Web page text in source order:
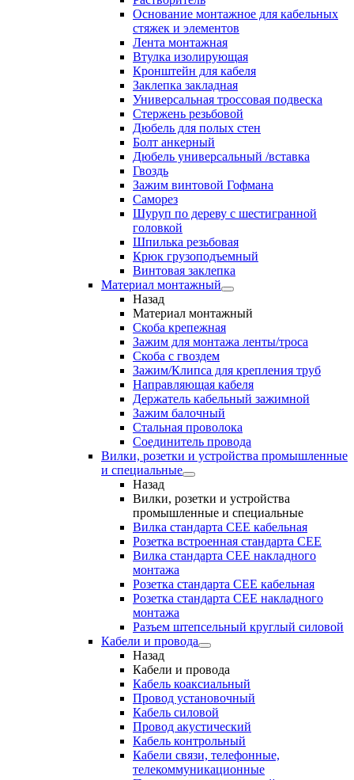
Основание монтажное для кабельных
стяжек и элементов
Лента монтажная
Втулка изолирующая
Кронштейн для кабеля
Заклепка закладная
Универсальная троссовая подвеска
Стержень резьбовой
Дюбель для полых стен
Болт анкерный
Дюбель универсальный /вставка
Гвоздь
Зажим винтовой Гофмана
Саморез
Шуруп по дереву с шестигранной
головкой
Шпилька резьбовая
Крюк грузоподъемный
Винтовая заклепка
Материал монтажный
Назад
Материал монтажный
Скоба крепежная
Зажим для монтажа ленты/троса
Скоба с гвоздем
Зажим/Клипса для крепления труб
Направляющая кабеля
Держатель кабельный зажимной
Зажим балочный
Стальная проволока
Соединитель провода
Вилки, розетки и устройства промышленные
и специальные
Назад
Вилки, розетки и устройства
промышленные и специальные
Вилка стандарта CEE кабельная
Розетка встроенная стандарта CEE
Вилка стандарта CEE накладного
монтажа
Розетка стандарта СЕЕ кабельная
Розетка стандарта СЕЕ накладного
монтажа
Разъем штепсельный круглый силовой
Кабели и провода
Назад
Кабели и провода
Кабель коаксиальный
Провод установочный
Кабель силовой
Провод акустический
Кабель контрольный
Кабели связи, телефонные,
телекоммуникационные